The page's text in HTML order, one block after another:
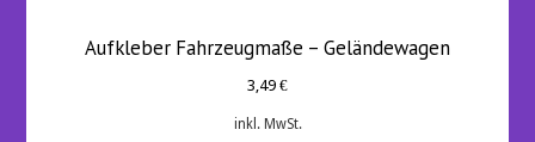
Aufkleber Fahrzeugmaße – Geländewagen
3,49 €
inkl. MwSt.